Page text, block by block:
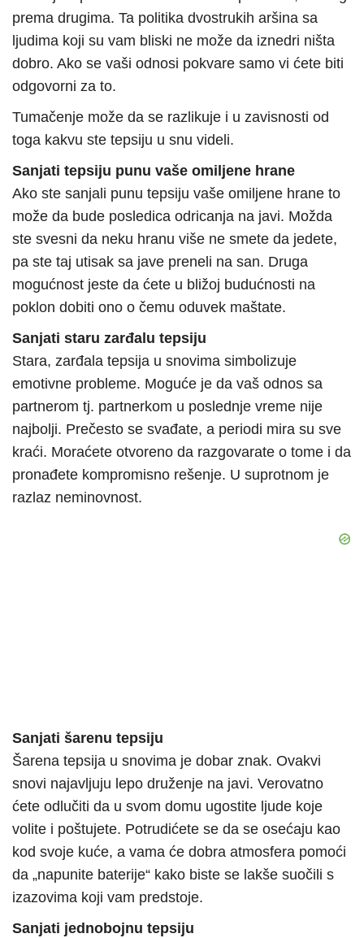
prema drugima. Ta politika dvostrukih aršina sa
ljudima koji su vam bliski ne može da iznedri ništa
dobro. Ako se vaši odnosi pokvare samo vi ćete biti
odgovorni za to.
Tumačenje može da se razlikuje i u zavisnosti od
toga kakvu ste tepsiju u snu videli.
Sanjati tepsiju punu vaše omiljene hrane
Ako ste sanjali punu tepsiju vaše omiljene hrane to
može da bude posledica odricanja na javi. Možda
ste svesni da neku hranu više ne smete da jedete,
pa ste taj utisak sa jave preneli na san. Druga
mogućnost jeste da ćete u bližoj budućnosti na
poklon dobiti ono o čemu oduvek maštate.
Sanjati staru zarđalu tepsiju
Stara, zarđala tepsija u snovima simbolizuje
emotivne probleme. Moguće je da vaš odnos sa
partnerom tj. partnerkom u poslednje vreme nije
najbolji. Prečesto se svađate, a periodi mira su sve
kraći. Moraćete otvoreno da razgovarate o tome i da
pronađete kompromisno rešenje. U suprotnom je
razlaz neminovnost.
Sanjati šarenu tepsiju
Šarena tepsija u snovima je dobar znak. Ovakvi
snovi najavljuju lepo druženje na javi. Verovatno
ćete odlučiti da u svom domu ugostite ljude koje
volite i poštujete. Potrudićete se da se osećaju kao
kod svoje kuće, a vama će dobra atmosfera pomoći
da „napunite baterije“ kako biste se lakše suočili s
izazovima koji vam predstoje.
Sanjati jednobojnu tepsiju